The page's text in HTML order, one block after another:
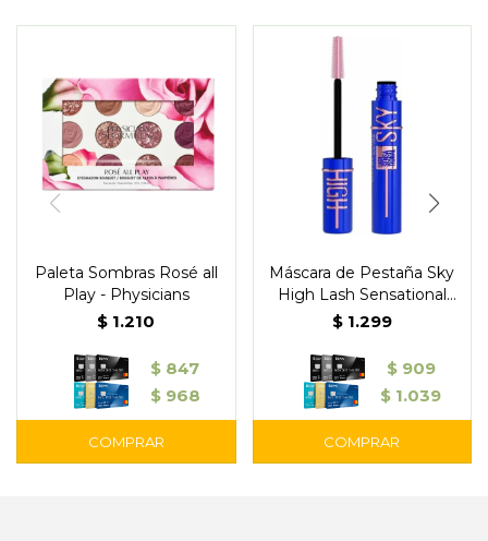
Paleta Sombras Rosé all
Play - Physicians
$ 1.210
$ 847
$ 968
Máscara de Pestaña Sky
High Lash Sensational
Blue Mist Maybelline
$ 1.299
$ 909
$ 1.039